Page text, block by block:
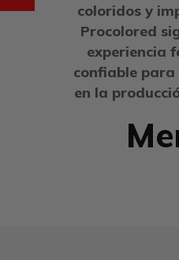
coloridos y
Procolored
experiencia
confiable
en la